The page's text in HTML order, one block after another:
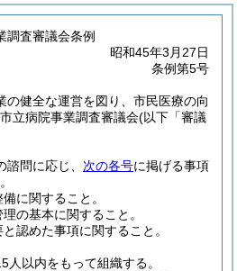
調査審議会条例
昭和45年3月27日
条例第5号
の健全な運営を図り、市民医療の向
立病院事業調査審議会(以下「審議
問に応じ、 次の各号に掲げる事項
に関すること。
の基本に関すること。
認めた事項に関すること。
人以内をもって組織する。